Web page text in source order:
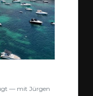
— mit Jürgen